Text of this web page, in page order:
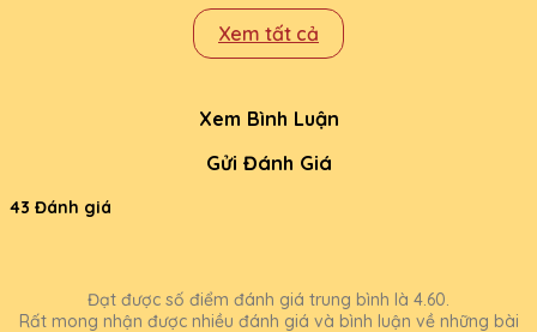
Xem tất cả
Xem Bình Luận
Gửi Đánh Giá
43 Đánh giá
Đạt được số điểm đánh giá trung bình là 4.60.
Rất mong nhận được nhiều đánh giá và bình luận về những bài